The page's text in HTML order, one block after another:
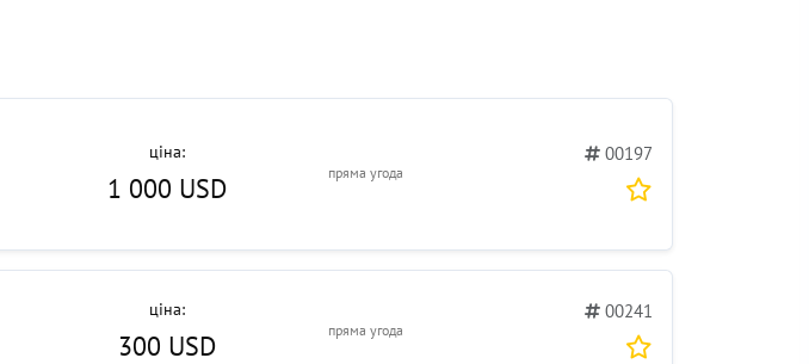
ціна:
1 000 USD пряма угода
00197
ціна:
300 USD пряма угода
00241